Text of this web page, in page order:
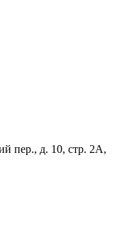
пер., д. 10, стр. 2А,